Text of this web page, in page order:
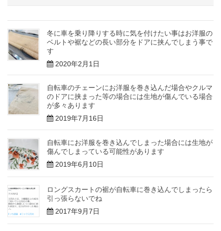
冬に車を乗り降りする時に気を付けたい事はお洋服の
ベルトや裾などの長い部分をドアに挟んでしまう事で
す
2020年2月1日
自転車のチェーンにお洋服を巻き込んだ場合やクルマ
のドアに挟まった等の場合には生地が傷んでいる場合
が多々あります
2019年7月16日
自転車にお洋服を巻き込んでしまった場合には生地が
傷んでしまっている可能性があります
2019年6月10日
ロングスカートの裾が自転車に巻き込んでしまったら
引っ張らないでね
2017年9月7日